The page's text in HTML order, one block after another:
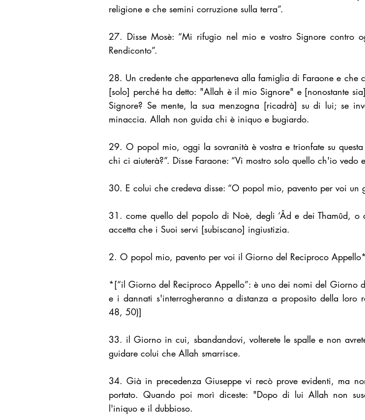
religione e che semini corruzione sulla terra”.
27. Disse Mosè: “Mi rifugio nel mio e vostro Signore contro
Rendiconto”.
28. Un credente che apparteneva alla famiglia di Faraone e che
[solo] perché ha detto: "Allah è il mio Signore" e [nonostante
Signore? Se mente, la sua menzogna [ricadrà] su di lui; se
minaccia. Allah non guida chi è iniquo e bugiardo.
29. O popol mio, oggi la sovranità è vostra e trionfate su
chi ci aiuterà?”. Disse Faraone: “Vi mostro solo quello ch'io vedo
30. E colui che credeva disse: “O popol mio, pavento per voi un
31. come quello del popolo di Noè, degli ‘Âd e dei Thamûd,
accetta che i Suoi servi [subiscano] ingiustizia.
2. O popol mio, pavento per voi il Giorno del Reciproco
*[“il Giorno del Reciproco Appello”: è uno dei nomi del Giorno
e i dannati s'interrogheranno a distanza a proposito della loro
48, 50)]
33. il Giorno in cui, sbandandovi, volterete le spalle e non
guidare colui che Allah smarrisce.
34. Già in precedenza Giuseppe vi recò prove evidenti, ma
portato. Quando poi morì diceste: "Dopo di lui Allah non
l'iniquo e il dubbioso.